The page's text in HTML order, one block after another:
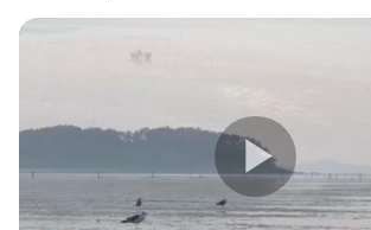
Play